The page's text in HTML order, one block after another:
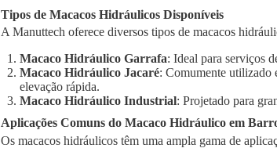
Tipos de Macacos Hidráulicos Disponíveis
A Manuttech oferece diversos tipos de macacos
Macaco Hidráulico Garrafa: Ideal para serviços
Macaco Hidráulico Jacaré: Comumente utilizado
elevação rápida.
Macaco Hidráulico Industrial: Projetado para
Aplicações Comuns do Macaco Hidráulico em
Os macacos hidráulicos têm uma ampla gama de